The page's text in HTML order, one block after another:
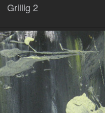
Grillig 2